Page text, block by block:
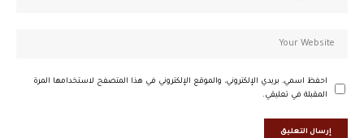
احفظ اسمي، بريدي الإلكتروني، والموقع الإلكتروني في هذا المتصفح لاستخدامها المرة
المقبلة في تعليقي.